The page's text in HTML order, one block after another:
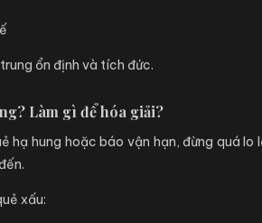
ổn định và tích đức.
Làm gì để hóa giải?
hạ hung hoặc báo vận hạn, đừng quá
xấu: